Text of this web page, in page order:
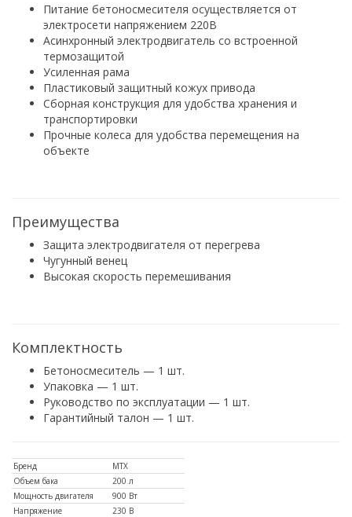
Питание бетоносмесителя осуществляется от
электросети напряжением 220В
Асинхронный электродвигатель со встроенной
термозащитой
Усиленная рама
Пластиковый защитный кожух привода
Сборная конструкция для удобства хранения и
транспортировки
Прочные колеса для удобства перемещения на
объекте
Преимущества
Защита электродвигателя от перегрева
Чугунный венец
Высокая скорость перемешивания
Комплектность
Бетоносмеситель — 1 шт.
Упаковка — 1 шт.
Руководство по эксплуатации — 1 шт.
Гарантийный талон — 1 шт.
Бренд
MTX
Объем бака
200 л
Мощность двигателя
900 Вт
Напряжение
230 В